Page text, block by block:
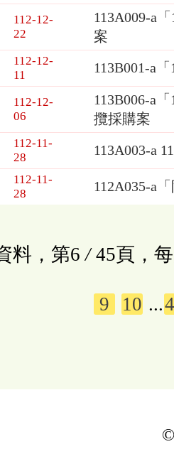
112-12-
22
113A009-a
案
112-12-
11
113B001-a
112-12-
06
113B006-a
攬採購案
112-11-
28
113A003-a
112-11-
28
112A035-a
料，第6 /45頁，
9 10 ...